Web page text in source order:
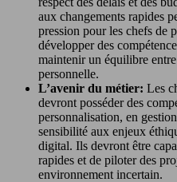
aux changements rapides
pression pour les chefs de
développer des
maintenir un équilibre
personnelle.
L’avenir du métier: Les
devront posséder des
personnalisation, en
sensibilité aux enjeux
digital. Ils devront être
rapides et de piloter des
environnement incertain.